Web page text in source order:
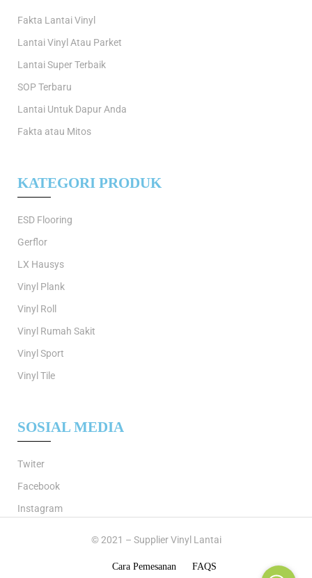
Fakta Lantai Vinyl
Lantai Vinyl Atau Parket
Lantai Super Terbaik
SOP Terbaru
Lantai Untuk Dapur Anda
Fakta atau Mitos
KATEGORI PRODUK
ESD Flooring
Gerflor
LX Hausys
Vinyl Plank
Vinyl Roll
Vinyl Rumah Sakit
Vinyl Sport
Vinyl Tile
SOSIAL MEDIA
Twiter
Facebook
Instagram
© 2021 – Supplier Vinyl Lantai
Cara Pemesanan FAQS